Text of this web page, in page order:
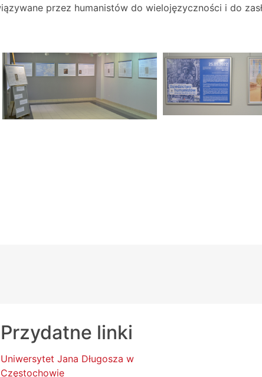
przez humanistów do wielojęzyczności i do
Przydatne linki
Uniwersytet Jana Długosza w
Częstochowie